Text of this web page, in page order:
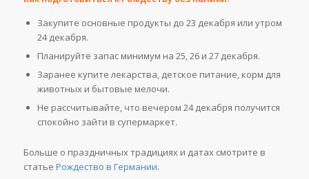
Закупите основные продукты до 23 декабря или утром
24 декабря.
Планируйте запас минимум на 25, 26 и 27 декабря.
Заранее купите лекарства, детское питание, корм для
животных и бытовые мелочи.
Не рассчитывайте, что вечером 24 декабря получится
спокойно зайти в супермаркет.
Больше о праздничных традициях и датах смотрите в
статье Рождество в Германии.